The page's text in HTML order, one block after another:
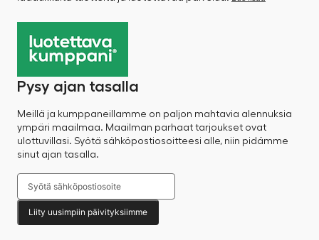
Pysy ajan tasalla
Meillä ja kumppaneillamme on paljon mahtavia alennuksia
ympäri maailmaa. Maailman parhaat tarjoukset ovat
ulottuvillasi. Syötä sähköpostiosoitteesi alle, niin pidämme
sinut ajan tasalla.
Liity uusimpiin päivityksiimme